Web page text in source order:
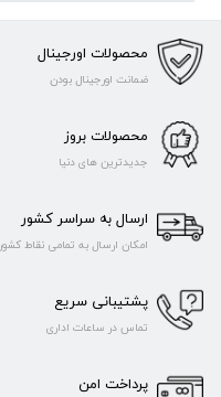
محصولات اورجینال
ضمانت اورجینال بودن
محصولات بروز
جدیدترین های دنیا
ارسال به سراسر کشور
امکان ارسال به تمامی نقاط کشور
پشتیبانی سریع
تماس در ساعات اداری
پرداخت امن